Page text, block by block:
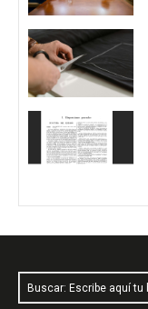
Buscar: Escribe aquí tu